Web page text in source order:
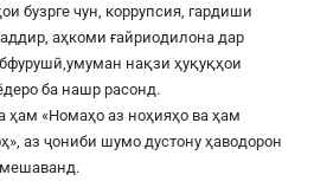
бузрге чун, коррупсия, гардиши
аҳкоми ғайриодилона дар
нақзи ҳуқуқҳои
ба нашр расонд.
ҳам «Номаҳо аз ноҳияҳо ва ҳам
аз ҷониби шумо дустону ҳаводорон
мешаванд.